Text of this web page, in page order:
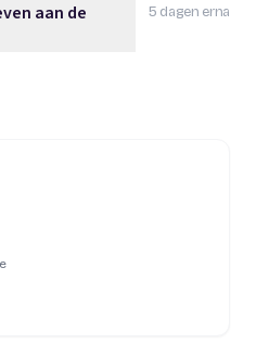
5 dagen erna
de gemeente afvinken
aan de